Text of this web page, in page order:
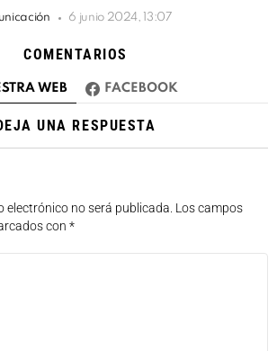
6 junio 2024, 13:07
COMENTARIOS
WEB FACEBOOK
UNA RESPUESTA
electrónico no será publicada. Los campos
con *